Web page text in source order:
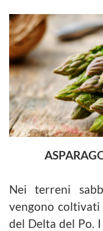
Nei terreni
vengono coltivati
del Delta del Po.